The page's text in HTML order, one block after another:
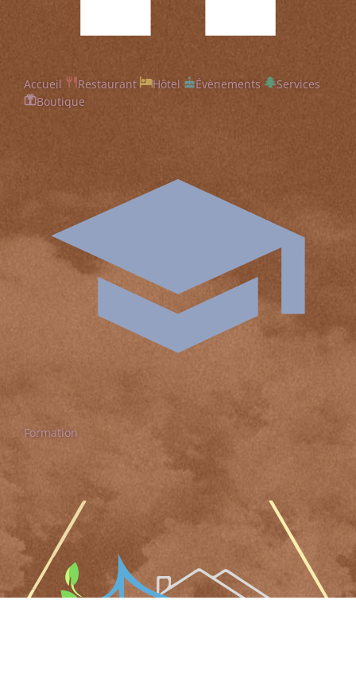
Accueil Restaurant Hôtel Évènements
Services
Boutique
Formation